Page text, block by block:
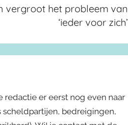
vergroot het probleem van
‘ieder voor zich’
er eerst nog even naar
scheldpartijen, bedreigingen,